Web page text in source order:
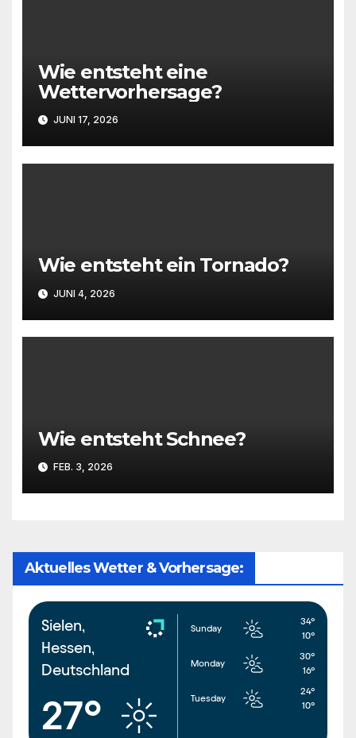
Wie entsteht eine
Wettervorhersage?
JUNI 17, 2026
Wie entsteht ein Tornado?
JUNI 4, 2026
Wie entsteht Schnee?
FEB. 3, 2026
Aktuelles Wetter & Vorhersage:
Sielen,
Hessen,
Deutschland
27°
Sunday
34°
10°
Monday
30°
16°
Tuesday
24°
10°